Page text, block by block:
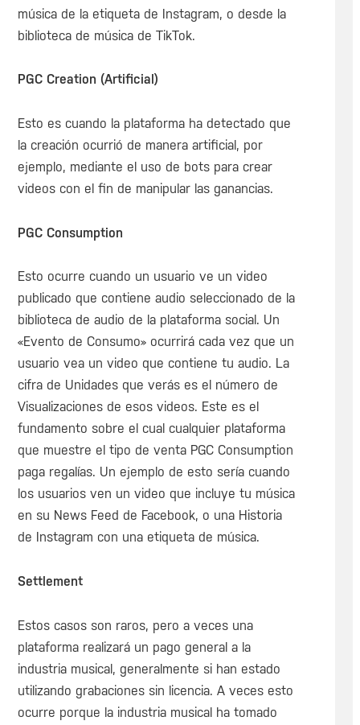
música de la etiqueta de Instagram, o desde la
biblioteca de música de TikTok.
PGC Creation (Artificial)
Esto es cuando la plataforma ha detectado que
la creación ocurrió de manera artificial, por
ejemplo, mediante el uso de bots para crear
videos con el fin de manipular las ganancias.
PGC Consumption
Esto ocurre cuando un usuario ve un video
publicado que contiene audio seleccionado de la
biblioteca de audio de la plataforma social. Un
«Evento de Consumo» ocurrirá cada vez que un
usuario vea un video que contiene tu audio. La
cifra de Unidades que verás es el número de
Visualizaciones de esos videos. Este es el
fundamento sobre el cual cualquier plataforma
que muestre el tipo de venta PGC Consumption
paga regalías. Un ejemplo de esto sería cuando
los usuarios ven un video que incluye tu música
en su News Feed de Facebook, o una Historia
de Instagram con una etiqueta de música.
Settlement
Estos casos son raros, pero a veces una
plataforma realizará un pago general a la
industria musical, generalmente si han estado
utilizando grabaciones sin licencia. A veces esto
ocurre porque la industria musical ha tomado